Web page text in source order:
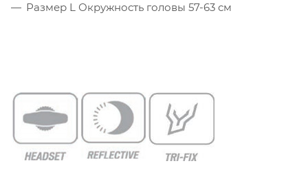
Размер L Окружность головы 57-63 см